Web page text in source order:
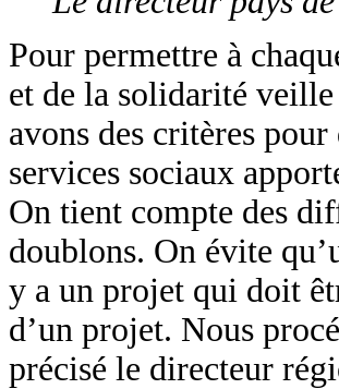
Pour permettre à
et de la solidarité veille
avons des critères
services sociaux
On tient compte des
doublons. On évite
y a un projet qui doit
d’un projet. Nous
précisé le directeur